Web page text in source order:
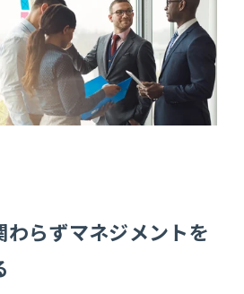
らずマネジメントを